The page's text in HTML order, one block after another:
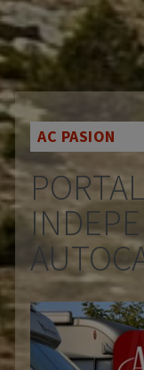
AC PASION
PORTAL